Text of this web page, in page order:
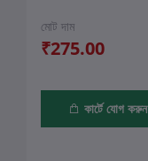
মোট দাম
₹275.00
কার্টে যোগ করুন